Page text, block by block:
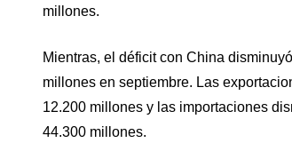
millones.
Mientras, el déficit con China
millones en septiembre. Las
12.200 millones y las importaciones
44.300 millones.